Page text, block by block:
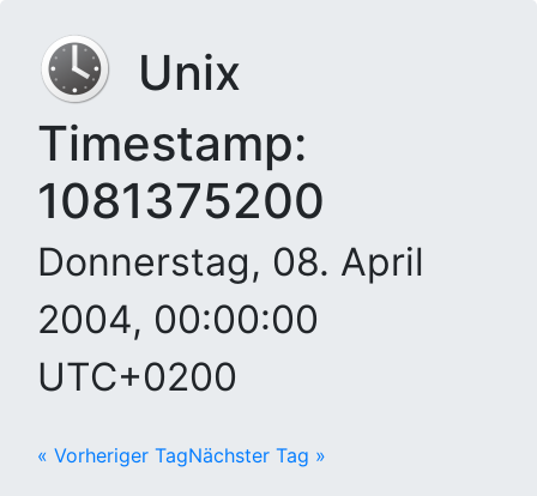
Unix
Timestamp:
1081375200
Donnerstag, 08. April
2004, 00:00:00
UTC+0200
« Vorheriger TagNächster Tag »